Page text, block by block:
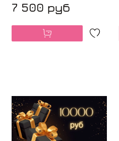
7 500 руб